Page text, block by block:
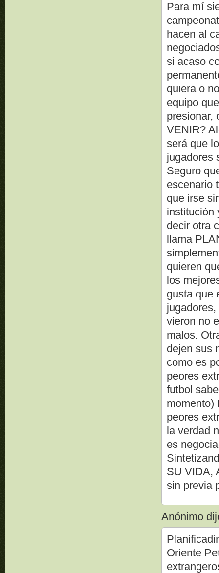
Para mí
hacen al
si acaso
quiera o
equipo
presionar,
VENIR?
será que
jugadores
Seguro
escenario
que irse
institución
decir otra
llama
quieren
los
gusta que
vieron no
malos.
dejen sus
como es
peores
futbol
momento)
peores
la verdad
es
SU VIDA,
sin previa
Anónimo
Oriente